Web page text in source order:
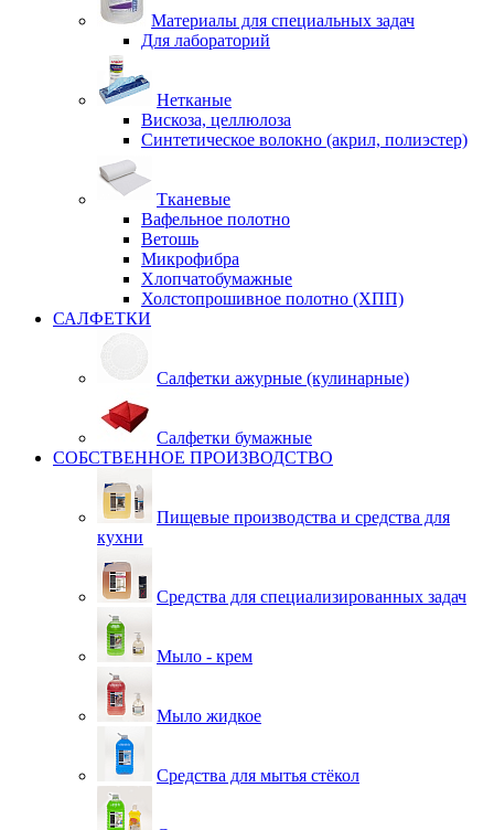
Материалы для специальных задач
Для лабораторий
Нетканые
Вискоза, целлюлоза
Синтетическое волокно (акрил, полиэстер)
Тканевые
Вафельное полотно
Ветошь
Микрофибра
Хлопчатобумажные
Холстопрошивное полотно (ХПП)
САЛФЕТКИ
Салфетки ажурные (кулинарные)
Салфетки бумажные
СОБСТВЕННОЕ ПРОИЗВОДСТВО
Пищевые производства и средства для
кухни
Средства для специализированных задач
Мыло - крем
Мыло жидкое
Средства для мытья стёкол